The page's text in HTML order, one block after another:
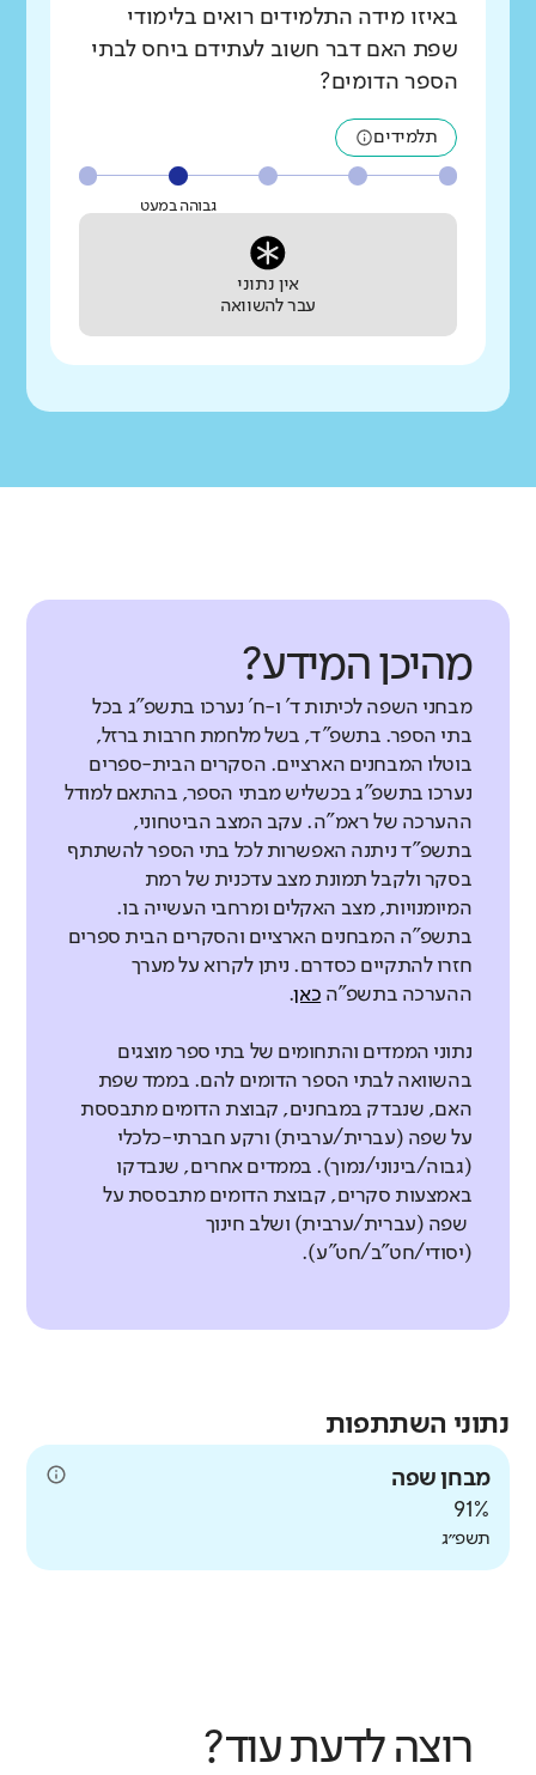
באיזו מידה התלמידים רואים בלימודי
שפת האם דבר חשוב לעתידם ביחס לבתי
הספר הדומים?
תלמידים
גבוהה במעט
אין נתוני
עבר להשוואה
מהיכן המידע?
מבחני השפה לכיתות ד' ו-ח' נערכו בתשפ"ג בכל
בתי הספר. בתשפ"ד, בשל מלחמת חרבות ברזל,
בוטלו המבחנים הארציים. הסקרים הבית-ספרים
נערכו בתשפ"ג בכשליש מבתי הספר, בהתאם למודל
ההערכה של ראמ"ה. עקב המצב הביטחוני,
בתשפ"ד ניתנה האפשרות לכל בתי הספר להשתתף
בסקר ולקבל תמונת מצב עדכנית של רמת
המיומנויות, מצב האקלים ומרחבי העשייה בו.
בתשפ"ה המבחנים הארציים והסקרים הבית ספרים
חזרו להתקיים כסדרם. ניתן לקרוא על מערך
ההערכה בתשפ"ה כאן.
נתוני הממדים והתחומים של בתי ספר מוצגים
בהשוואה לבתי הספר הדומים להם. בממד שפת
האם, שנבדק במבחנים, קבוצת הדומים מתבססת
על שפה (עברית/ערבית) ורקע חברתי-כלכלי
(גבוה/בינוני/נמוך). בממדים אחרים, שנבדקו
באמצעות סקרים, קבוצת הדומים מתבססת על
שפה (עברית/ערבית) ושלב חינוך
(יסודי/חט"ב/חט"ע).
נתוני השתתפות
מבחן שפה
91%
תשפ״ג
רוצה לדעת עוד?